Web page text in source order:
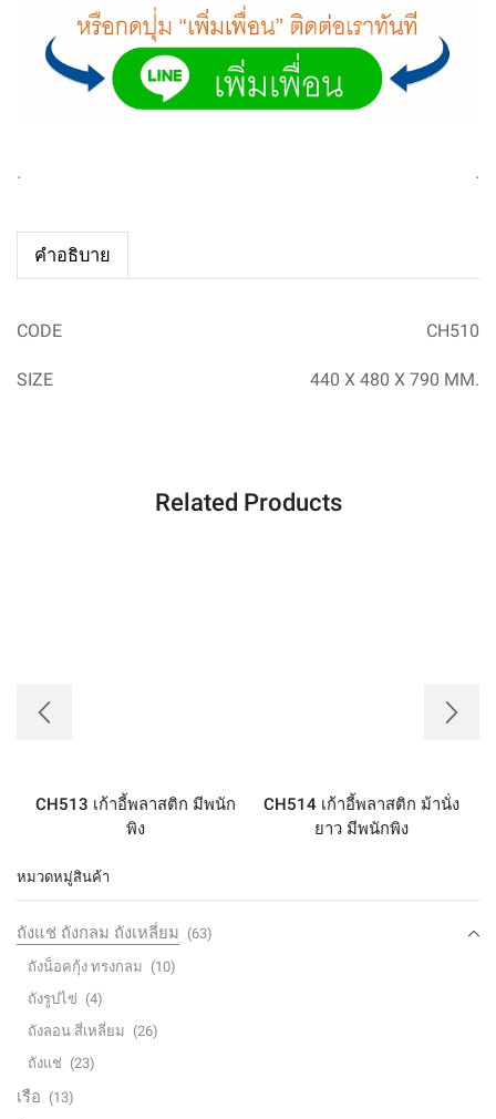
. .
คำอธิบาย
CODE CH510
SIZE 440 X 480 X 790 MM.
Related Products
CH513 เก้าอี้พลาสติก มีพนัก
พิง
CH514 เก้าอี้พลาสติก ม้านั่ง
ยาว มีพนักพิง
หมวดหมู่สินค้า
ถังแช่ ถังกลม ถังเหลี่ยม (63)
ถังน็อคกุ้ง ทรงกลม (10)
ถังรูปไข่ (4)
ถังลอน สี่เหลี่ยม (26)
ถังแช่ (23)
เรือ (13)